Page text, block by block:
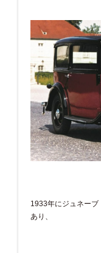
1933年にジュネー
あり、